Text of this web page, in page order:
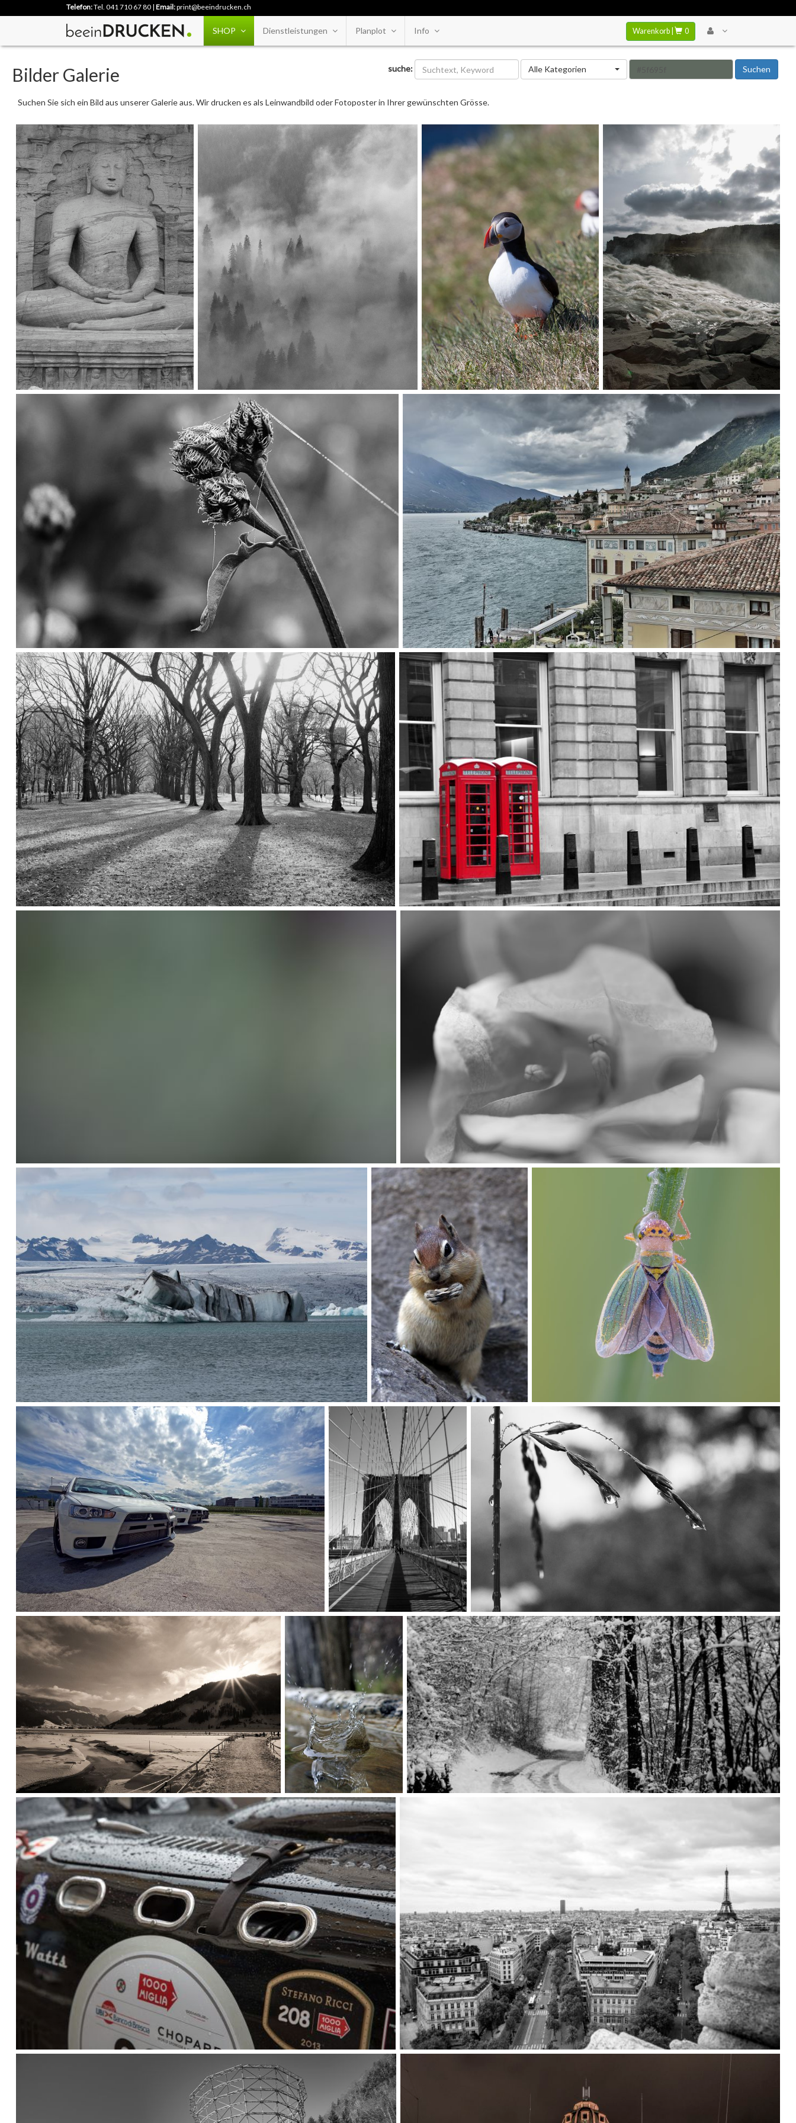
Telefon:Tel. 041 710 67 80 | Email:print@beeindrucken.ch
SHOP Dienstleistungen Planplot Info Warenkorb | 0
Bilder Galerie suche: Kategorie
Alle Kategorien Suchen
Suchen Sie sich ein Bild aus unserer Galerie aus. Wir drucken es als Leinwandbild oder Fotoposter in Ihrer gewünschten Grösse.